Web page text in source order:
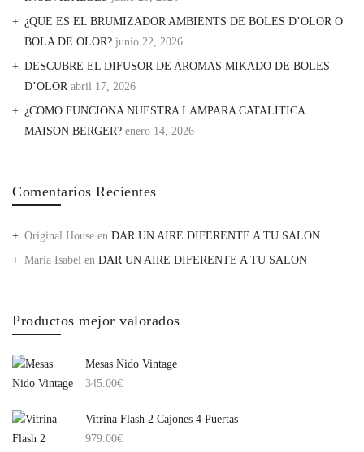
¿QUE ES EL BRUMIZADOR AMBIENTS DE BOLES D’OLOR O
BOLA DE OLOR? junio 22, 2026
DESCUBRE EL DIFUSOR DE AROMAS MIKADO DE BOLES
D’OLOR abril 17, 2026
¿COMO FUNCIONA NUESTRA LAMPARA CATALITICA
MAISON BERGER? enero 14, 2026
Comentarios Recientes
Original House en DAR UN AIRE DIFERENTE A TU SALON
Maria Isabel en DAR UN AIRE DIFERENTE A TU SALON
Productos mejor valorados
Mesas Nido Vintage
345.00€
Vitrina Flash 2 Cajones 4 Puertas
979.00€